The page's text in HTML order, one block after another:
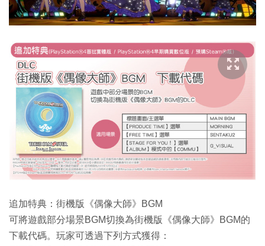
追加特典：街機版《偶像大師》BGM
可將遊戲部分場景BGM切換為街機版《偶像大師》BGM的
下載代碼。玩家可透過下列方式獲得：